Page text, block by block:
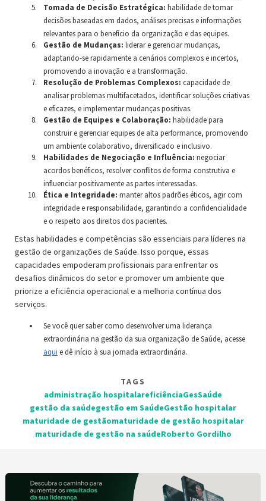
Tomada de Decisão Estratégica: habilidade de tomar
decisões baseadas em dados, análises precisas e informações
relevantes para o benefício da organização e das equipes.
Gestão de Mudanças: liderar e gerenciar mudanças,
adaptando-se rapidamente a cenários complexos e incertos,
promovendo a inovação e a transformação.
Resolução de Problemas Complexos: capacidade de
analisar problemas multifacetados, identificar soluções criativas
e eficazes, e implementar mudanças positivas.
Gestão de Equipes e Colaboração: habilidade para
construir e gerenciar equipes de alta performance, promovendo
um ambiente colaborativo, diversificado e inclusivo.
Habilidades de Negociação e Influência: negociar
acordos benéficos, resolver conflitos de forma construtiva e
influenciar positivamente as partes interessadas.
Ética e Integridade: manter altos padrões éticos, agir com
integridade e responsabilidade, garantindo a confidencialidade
e o respeito aos direitos dos pacientes.
Estas habilidades e competências são essenciais para líderes na
gestão de organizações de Saúde. Isso porque, essas
capacidades empoderam profissionais para enfrentar os
desafios dinâmicos do setor e promover um ambiente que
priorize a eficiência operacional e a melhoria contínua dos
serviços.
Se você quer saber como desenvolver uma liderança
extraordinária na gestão da sua organização de Saúde, acesse
aqui e dê início à sua jornada extraordinária.
TAGS
administração hospitalareficiênciaGesSaúde
gestão da saúdegestão em SaúdeGestão hospitalar
maturidade de gestãomaturidade de gestão hospitalar
maturidade de gestão na saúdeRoberto Gordilho